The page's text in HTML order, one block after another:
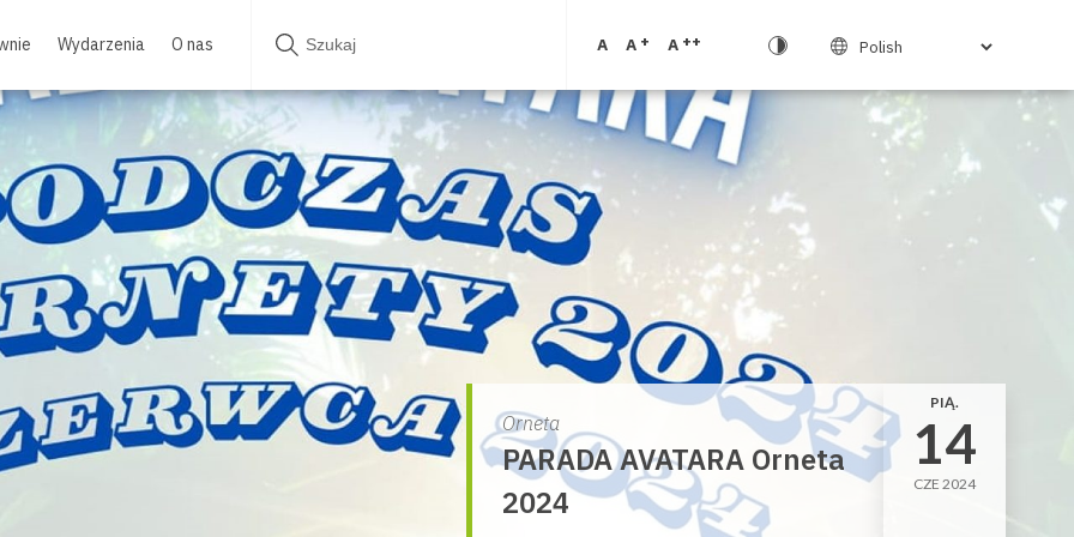
Wydarzenia O nas A A + A ++
Orneta
PARADA AVATARA Orneta
2024
PIĄ.
14
CZE 2024